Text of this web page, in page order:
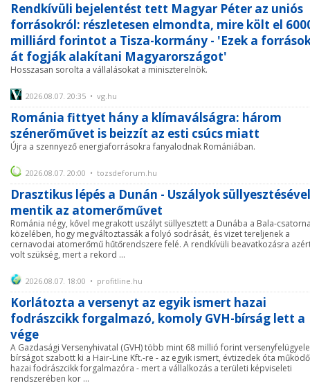
Rendkívüli bejelentést tett Magyar Péter az uniós
forrásokról: részletesen elmondta, mire költ el
milliárd forintot a Tisza-kormány - 'Ezek a
át fogják alakítani Magyarországot'
Hosszasan sorolta a vállalásokat a miniszterelnök.
2026.08.07. 20:35 • vg.hu
Románia fittyet hány a klímaválságra: három
szénerőművet is beizzít az esti csúcs miatt
Újra a szennyező energiaforrásokra fanyalodnak Romániában.
2026.08.07. 20:00 • tozsdeforum.hu
Drasztikus lépés a Dunán - Uszályok süllyesztésével
mentik az atomerőművet
Románia négy, kővel megrakott uszályt süllyesztett a Dunába a Bala-
közelében, hogy megváltoztassák a folyó sodrását, és vizet tereljenek a
cernavodai atomerőmű hűtőrendszere felé. A rendkívüli beavatkozásra
volt szükség, mert a rekord ...
2026.08.07. 18:00 • profitline.hu
Korlátozta a versenyt az egyik ismert hazai
fodrászcikk forgalmazó, komoly GVH-bírság lett a
vége
A Gazdasági Versenyhivatal (GVH) több mint 68 millió forint
bírságot szabott ki a Hair-Line Kft.-re - az egyik ismert, évtizedek óta működő
hazai fodrászcikk forgalmazóra - mert a vállalkozás a területi képviseleti
rendszerében kor ...